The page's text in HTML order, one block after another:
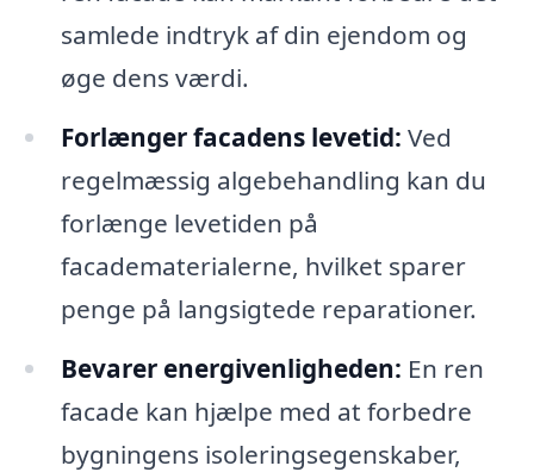
samlede indtryk af din ejendom og
øge dens værdi.
Forlænger facadens levetid: Ved
regelmæssig algebehandling kan du
forlænge levetiden på
facadematerialerne, hvilket sparer
penge på langsigtede reparationer.
Bevarer energivenligheden: En ren
facade kan hjælpe med at forbedre
bygningens isoleringsegenskaber,